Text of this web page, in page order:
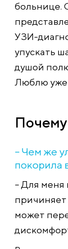
больнице.
УЗИ-
упускать
душой
Люблю уже
– Чем же
покорила
– Для меня
может